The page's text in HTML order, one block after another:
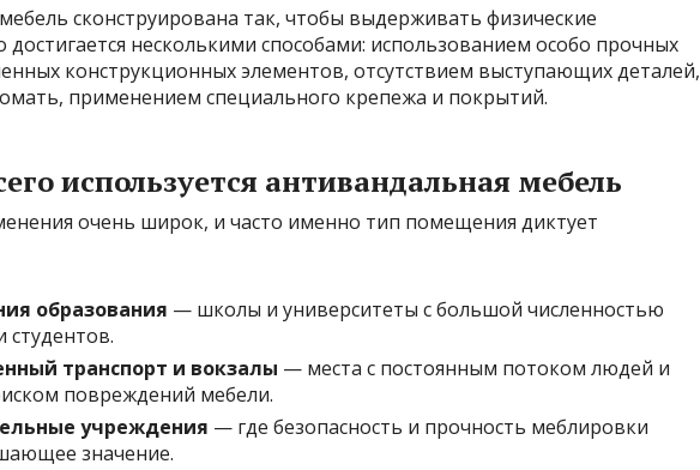
сконструирована так, чтобы выдерживать физические
достигается несколькими способами: использованием особо прочных
конструкционных элементов, отсутствием выступающих деталей,
применением специального крепежа и покрытий.
используется антивандальная мебель
очень широк, и часто именно тип помещения диктует
образования — школы и университеты с большой численностью
студентов.
транспорт и вокзалы — места с постоянным потоком людей и
повреждений мебели.
учреждения — где безопасность и прочность меблировки
значение.